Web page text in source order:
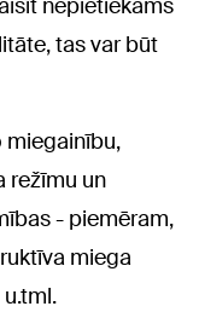
tas var būt
miegainību,
režīmu un
- piemēram,
miega